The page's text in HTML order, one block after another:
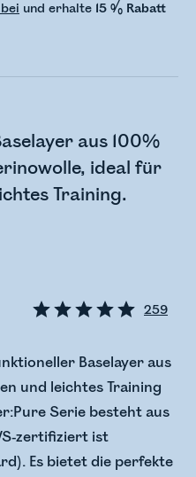
und erhalte 15 % Rabatt
aus 100%
ideal für
Training.
259
Baselayer aus
und leichtes Training
Serie besteht aus
zertifiziert ist
Es bietet die perfekte